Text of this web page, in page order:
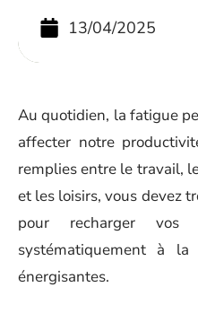
13/04/2025
Au quotidien, la fatigue
affecter notre
remplies entre le travail,
et les loisirs, vous devez
pour recharger vos
systématiquement à
énergisantes.